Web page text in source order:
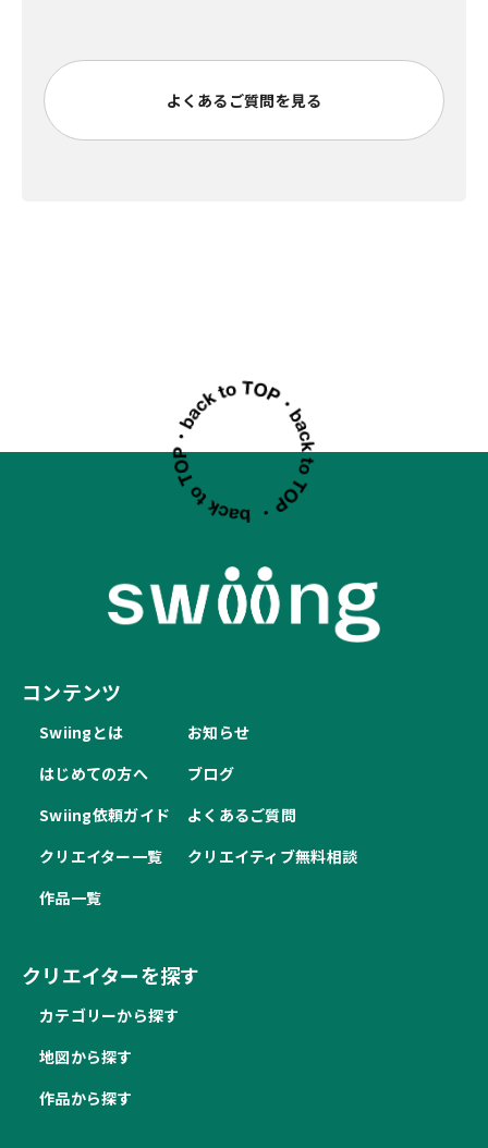
よくあるご質問を見る
コンテンツ
Swiingとは
はじめての方へ
Swiing依頼ガイド
クリエイター一覧
作品一覧
お知らせ
ブログ
よくあるご質問
クリエイティブ無料相談
クリエイターを探す
カテゴリーから探す
地図から探す
作品から探す